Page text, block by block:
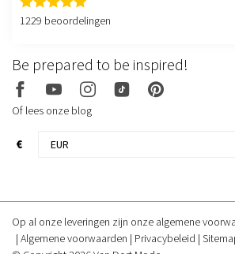
1229 beoordelingen
Be prepared to be inspired!
Of lees onze blog
€
Op al onze leveringen zijn onze algemene
Algemene voorwaarden
Privacybeleid